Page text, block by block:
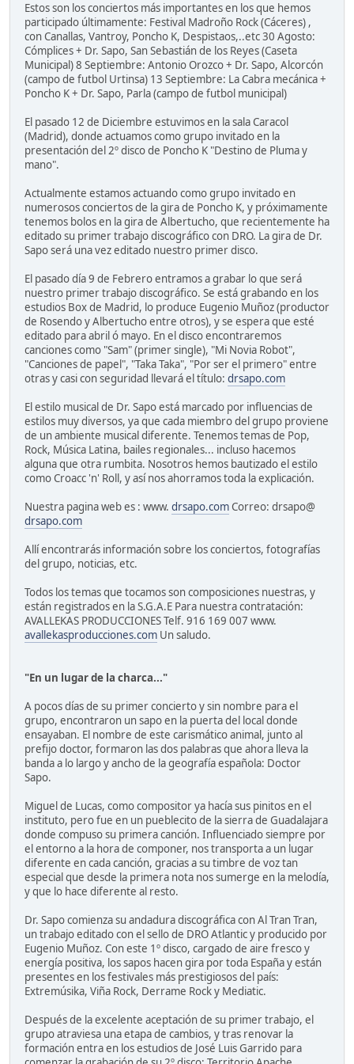
Estos son los conciertos más importantes en los que hemos
participado últimamente: Festival Madroño Rock (Cáceres) ,
con Canallas, Vantroy, Poncho K, Despistaos,..etc 30 Agosto:
Cómplices + Dr. Sapo, San Sebastián de los Reyes (Caseta
Municipal) 8 Septiembre: Antonio Orozco + Dr. Sapo, Alcorcón
(campo de futbol Urtinsa) 13 Septiembre: La Cabra mecánica +
Poncho K + Dr. Sapo, Parla (campo de futbol municipal)
El pasado 12 de Diciembre estuvimos en la sala Caracol
(Madrid), donde actuamos como grupo invitado en la
presentación del 2º disco de Poncho K "Destino de Pluma y
mano".
Actualmente estamos actuando como grupo invitado en
numerosos conciertos de la gira de Poncho K, y próximamente
tenemos bolos en la gira de Albertucho, que recientemente ha
editado su primer trabajo discográfico con DRO. La gira de Dr.
Sapo será una vez editado nuestro primer disco.
El pasado día 9 de Febrero entramos a grabar lo que será
nuestro primer trabajo discográfico. Se está grabando en los
estudios Box de Madrid, lo produce Eugenio Muñoz (productor
de Rosendo y Albertucho entre otros), y se espera que esté
editado para abril ó mayo. En el disco encontraremos
canciones como "Sam" (primer single), "Mi Novia Robot",
"Canciones de papel", "Taka Taka", "Por ser el primero" entre
otras y casi con seguridad llevará el título: drsapo.com
El estilo musical de Dr. Sapo está marcado por influencias de
estilos muy diversos, ya que cada miembro del grupo proviene
de un ambiente musical diferente. Tenemos temas de Pop,
Rock, Música Latina, bailes regionales... incluso hacemos
alguna que otra rumbita. Nosotros hemos bautizado el estilo
como Croacc 'n' Roll, y así nos ahorramos toda la explicación.
Nuestra pagina web es : www. drsapo.comCorreo: drsapo@
drsapo.com
Allí encontrarás información sobre los conciertos, fotografías
del grupo, noticias, etc.
Todos los temas que tocamos son composiciones nuestras, y
están registrados en la S.G.A.E Para nuestra contratación:
AVALLEKAS PRODUCCIONES Telf. 916 169 007 www.
avallekasproducciones.com Un saludo.
"En un lugar de la charca..."
A pocos días de su primer concierto y sin nombre para el
grupo, encontraron un sapo en la puerta del local donde
ensayaban. El nombre de este carismático animal, junto al
prefijo doctor, formaron las dos palabras que ahora lleva la
banda a lo largo y ancho de la geografía española: Doctor
Sapo.
Miguel de Lucas, como compositor ya hacía sus pinitos en el
instituto, pero fue en un pueblecito de la sierra de Guadalajara
donde compuso su primera canción. Influenciado siempre por
el entorno a la hora de componer, nos transporta a un lugar
diferente en cada canción, gracias a su timbre de voz tan
especial que desde la primera nota nos sumerge en la melodía,
y que lo hace diferente al resto.
Dr. Sapo comienza su andadura discográfica con Al Tran Tran,
un trabajo editado con el sello de DRO Atlantic y producido por
Eugenio Muñoz. Con este 1º disco, cargado de aire fresco y
energía positiva, los sapos hacen gira por toda España y están
presentes en los festivales más prestigiosos del país:
Extremúsika, Viña Rock, Derrame Rock y Mediatic.
Después de la excelente aceptación de su primer trabajo, el
grupo atraviesa una etapa de cambios, y tras renovar la
formación entra en los estudios de José Luis Garrido para